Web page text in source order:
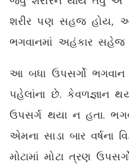
શરીર પણ સહજ હોય,
ભગવાનમાં અહંકાર સહેજ
આ બધા ઉપસર્ગો ભગવાન
પહેલાંના છે. કેવળજ્ઞાન
ઉપસર્ગ થયા ન હતા.
એમના સાડા બાર વર્ષના
મોટામાં મોટા ત્રણ